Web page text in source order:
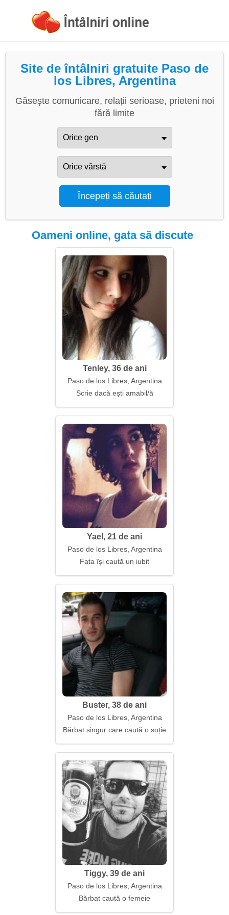
Site de întâlniri gratuite Paso de
los Libres, Argentina
Găsește comunicare, relații serioase, prieteni noi
fără limite
Oameni online, gata să discute
Tenley, 36 de ani
Paso de los Libres, Argentina
Scrie dacă ești amabil/ă
Yael, 21 de ani
Paso de los Libres, Argentina
Fata își caută un iubit
Buster, 38 de ani
Paso de los Libres, Argentina
Bărbat singur care caută o soție
Tiggy, 39 de ani
Paso de los Libres, Argentina
Bărbat caută o femeie